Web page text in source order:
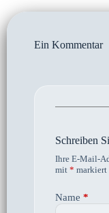
Ein Kommentar
Schreiben
Ihre E-Mail-
mit * markiert
Name *